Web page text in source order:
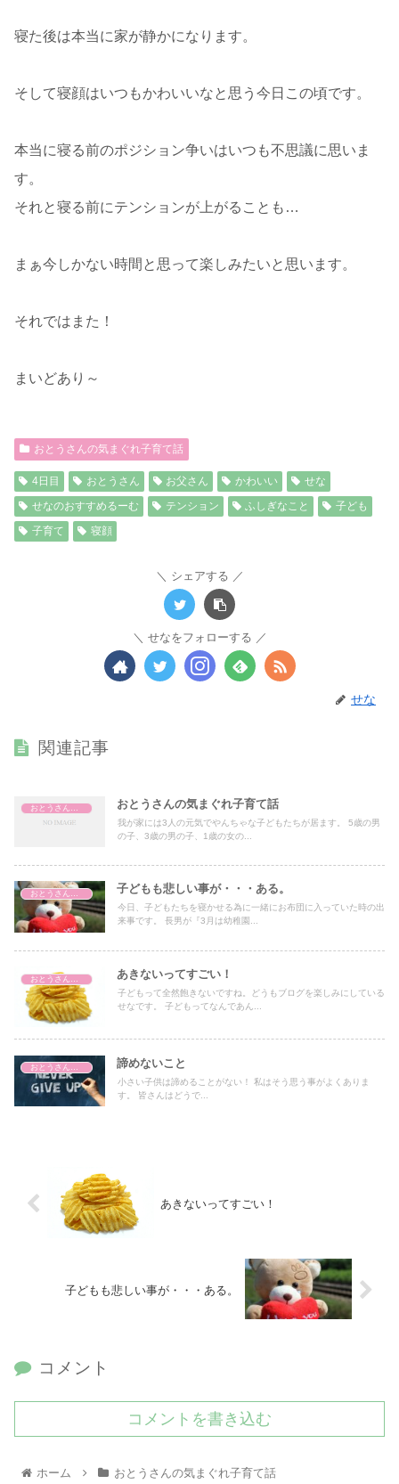
寝た後は本当に家が静かになります。
そして寝顔はいつもかわいいなと思う今日この頃です。
本当に寝る前のポジション争いはいつも不思議に思いま
す。
それと寝る前にテンションが上がることも…
まぁ今しかない時間と思って楽しみたいと思います。
それではまた！
まいどあり～
おとうさんの気まぐれ子育て話
4日目 おとうさん お父さん かわいい
せな
せなのおすすめるーむ
テンション ふしぎなこと
子ども
子育て
寝顔
シェアする
せなをフォローする
せな
関連記事
おとうさんの気まぐれ子育て話
我が家には3人の元気でやんちゃな子どもたちが居ます。 5歳の男
の子、3歳の男の子、1歳の女の...
子どもも悲しい事が・・・ある。
今日、子どもたちを寝かせる為に一緒にお布団に入っていた時の出
来事です。 長男が『3月は幼稚園...
あきないってすごい！
子どもって全然飽きないですね。どうもブログを楽しみにしている
せなです。 子どもってなんであん...
諦めないこと
小さい子供は諦めることがない！ 私はそう思う事がよくありま
す。 皆さんはどうで...
あきないってすごい！
子どもも悲しい事が・・・ある。
コメント
コメントを書き込む
ホーム おとうさんの気まぐれ子育て話